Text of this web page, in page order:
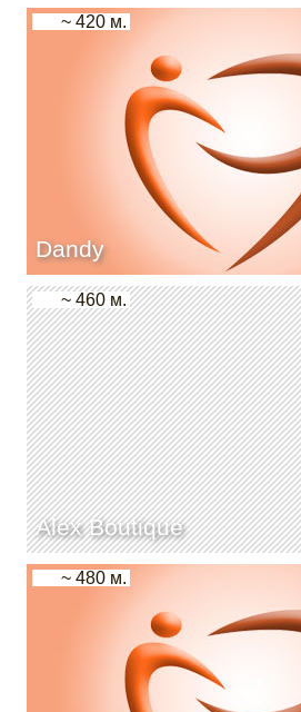
Dandy
~ 420 м.
Alex Boutique
~ 460 м.
~ 480 м.